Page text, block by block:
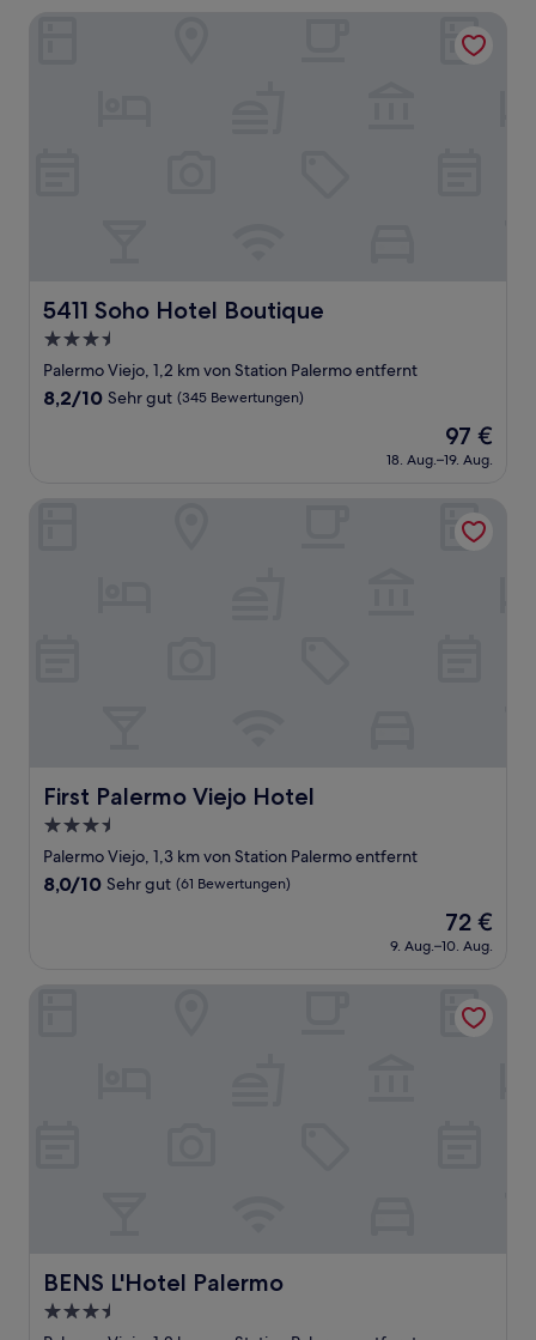
(9
5411 Soho Hotel Boutique
5411 Soho Hotel Boutique
3.5-
Sterne-
Unterkunft
Palermo Viejo, 1,2 km von Station Palermo entfernt
8.2
(345
8,2/10 Sehr gut (345 Bewertungen)
Der
Preis
beträgt
97 €
18. Aug.–19. Aug.
First Palermo Viejo Hotel
First Palermo Viejo Hotel
3.5-
Sterne-
Unterkunft
Palermo Viejo, 1,3 km von Station Palermo entfernt
8.0
(61
8,0/10 Sehr gut (61 Bewertungen)
Der
Preis
beträgt
72 €
9. Aug.–10. Aug.
BENS L'Hotel Palermo
BENS L'Hotel Palermo
3.5-